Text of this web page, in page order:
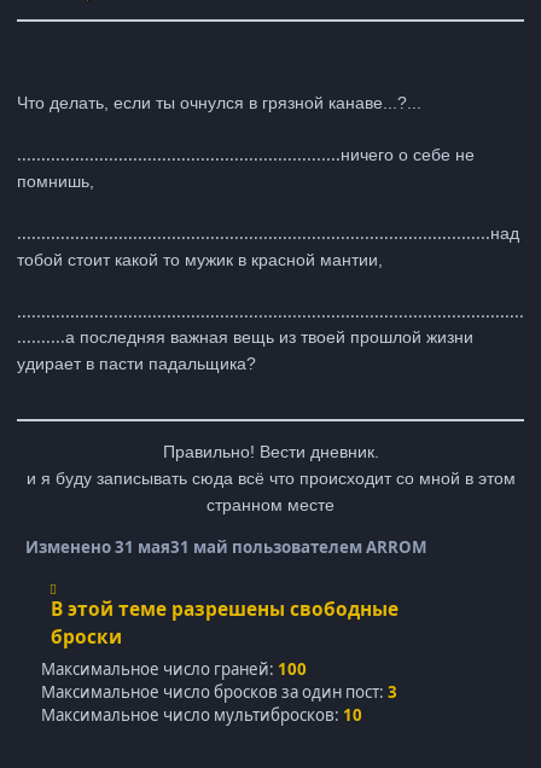
Что делать, если ты очнулся в грязной канаве...?...
...................................................................ничего о себе не
помнишь,
..................................................................................................над
тобой стоит какой то мужик в красной мантии,
.........................................................................................................
..........а последняя важная вещь из твоей прошлой жизни
удирает в пасти падальщика?
Правильно! Вести дневник.
и я буду записывать сюда всё что происходит со мной в этом
странном месте
Изменено31 мая31 май пользователем ARROM
В этой теме разрешены свободные
броски
Максимальное число граней: 100
Максимальное число бросков за один пост: 3
Максимальное число мультибросков: 10